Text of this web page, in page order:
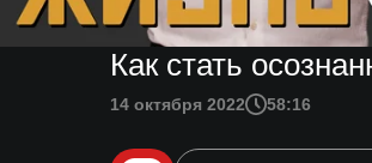
Как стать
14 октября 2022 58:16